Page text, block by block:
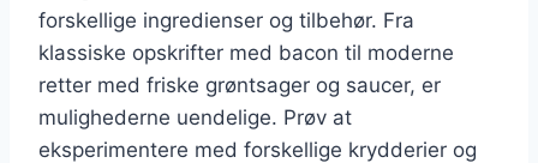
forskellige ingredienser og tilbehør. Fra
klassiske opskrifter med bacon til moderne
retter med friske grøntsager og saucer, er
mulighederne uendelige. Prøv at
eksperimentere med forskellige krydderier og